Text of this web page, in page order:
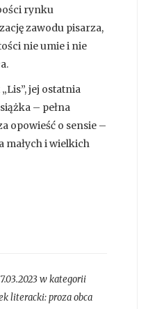
rynku
zawodu pisarza,
nie umie i nie
jej ostatnia
– pełna
opowieść o sensie –
małych i wielkich
w kategorii
literacki:proza obca